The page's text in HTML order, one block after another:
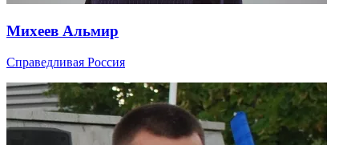
Михеев Альмир
Справедливая Россия